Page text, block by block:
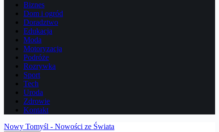
Biznes
Dom i ogród
Doradztwo
Edukacja
Moda
Motoryzacja
Podróże
Rozrywka
Sport
Tech
Uroda
Zdrowie
Kontakt
Nowy Tomyśl - Nowości ze Świata